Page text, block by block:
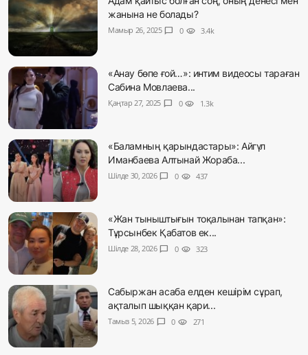
жанына не болады?
Мамыр 26, 2025 chat_bubble 0 visibility 3.4k
«Анау бөпе ғой…»: интим видеосы тараған
Сабина Мовлаева...
Қаңтар 27, 2025 chat_bubble 0 visibility 1.3k
«Баламның қарындастары»: Айгүл
Иманбаева Алтынай Жораба...
Шілде 30, 2026 chat_bubble 0 visibility 437
«Жан тыныштығын тоқалынан тапқан»:
Тұрсынбек Қабатов ек...
Шілде 28, 2026 chat_bubble 0 visibility 323
Сабыржан асаба елден кешірім сұрап,
ақталып шыққан қари...
Тамыз 5, 2026 chat_bubble 0 visibility 271